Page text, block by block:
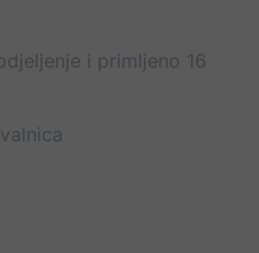
i primljeno 16